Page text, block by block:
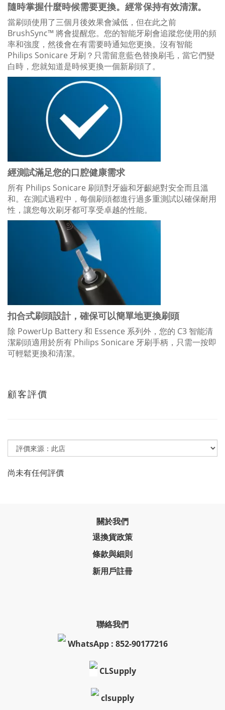
隨時掌握什麼時候需要更換。經常保持有效清潔。
當刷頭使用了三個月後效果會減低，但在此之前
BrushSync™ 將會提醒您。您的智能牙刷會追蹤您使用的頻
率和強度，然後會在有需要時通知您更換。沒有智能
Philips Sonicare 牙刷？只需留意藍色替換刷毛，當它們變
白時，您就知道是時候更換一個新刷頭了。
經測試滿足您的口腔健康需求
所有 Philips Sonicare 刷頭對牙齒和牙齦絕對安全而且溫
和。在測試過程中，每個刷頭都進行過多重測試以確保耐用
性，讓您每次刷牙都可享受卓越的性能。
扣合式刷頭設計，確保可以簡單地更換刷頭
除 PowerUp Battery 和 Essence 系列外，您的 C3 智能清
潔刷頭適用於所有 Philips Sonicare 牙刷手柄，只需一按即
可輕鬆更換和清潔。
顧客評價
尚未有任何評價
關於我們
退換貨政策
條款與細則
新用戶註冊
聯絡我們
WhatsApp : 852-90177216
CLSupply
clsupply